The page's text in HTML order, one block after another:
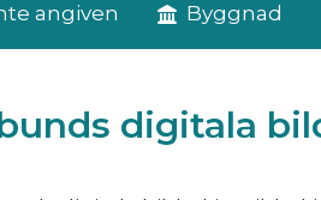
angiven Byggnad
digitala